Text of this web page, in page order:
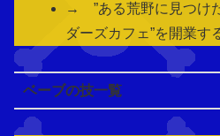
→ ”ある荒野に見つけ
ダーズカフェ”を開業す
ベーブの技一覧